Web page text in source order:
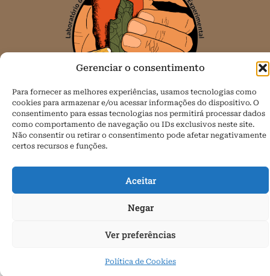
Gerenciar o consentimento
Para fornecer as melhores experiências, usamos tecnologias como
cookies para armazenar e/ou acessar informações do dispositivo. O
consentimento para essas tecnologias nos permitirá processar dados
como comportamento de navegação ou IDs exclusivos neste site.
Não consentir ou retirar o consentimento pode afetar negativamente
certos recursos e funções.
Aceitar
Negar
Ver preferências
Política de Cookies
Todos os direitos reservados.
Política de Cookies (BR)